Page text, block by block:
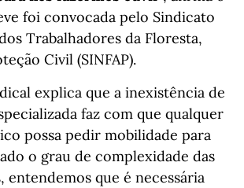
foi convocada pelo Sindicato
Trabalhadores da Floresta,
Civil (SINFAP).
explica que a inexistência de
faz com que qualquer
possa pedir mobilidade para
o grau de complexidade das
entendemos que é necessária